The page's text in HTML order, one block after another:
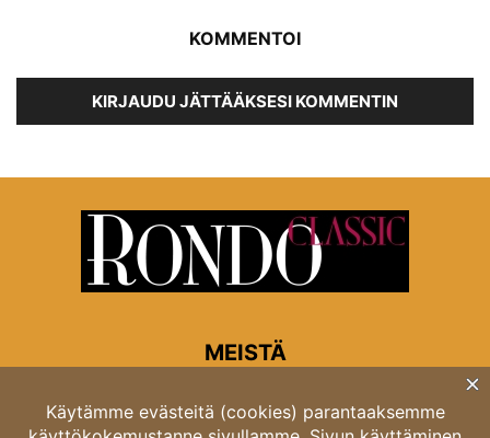
KOMMENTOI
KIRJAUDU JÄTTÄÄKSESI KOMMENTIN
MEISTÄ
Rondon toimitus
Opastinsilta 6A 00520 Helsinki